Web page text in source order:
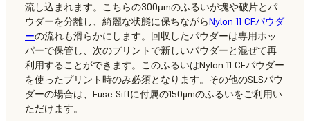
流し込まれます。こちらの300µmのふるいが塊や破片とパ
ウダーを分離し、綺麗な状態に保ちながらNylon 11 CFパウダ
ーの流れも滑らかにします。回収したパウダーは専用ホッ
パーで保管し、次のプリントで新しいパウダーと混ぜて再
利用することができます。このふるいはNylon 11 CFパウダー
を使ったプリント時のみ必須となります。その他のSLSパウ
ダーの場合は、Fuse Siftに付属の150μmのふるいをご利用い
ただけます。